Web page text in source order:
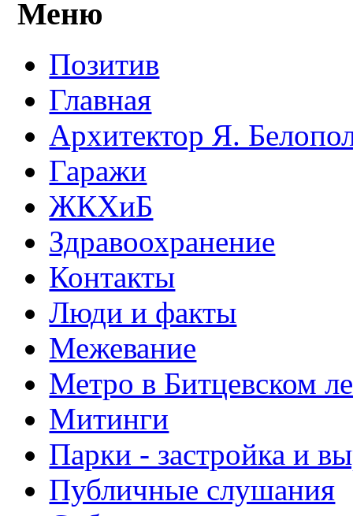
Меню
Позитив
Главная
Архитектор Я.
Гаражи
ЖКХиБ
Здравоохранение
Контакты
Люди и факты
Межевание
Метро в Битцевском
Митинги
Парки - застройка и
Публичные слушания